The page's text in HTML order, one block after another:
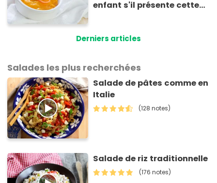
enfant s'il présente cette
Derniers articles
Salades les plus recherchées
Salade de pâtes comme en
Italie
(128 notes)
Salade de riz traditionnelle
(176 notes)